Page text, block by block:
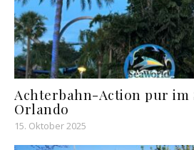
Achterbahn-Action pur im
Orlando
15. Oktober 2025